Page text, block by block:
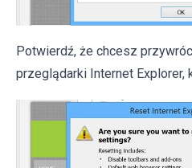
Potwierdź, że chcesz
przeglądarki Internet Explorer,